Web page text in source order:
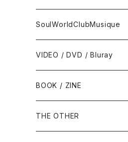
トロンボーン - Trombone
フルート/クラリネット -
ヴァイヴ/オルガン -
ギター・ベース・ドラム - g /
FOLK / SSW
COUNTRY / BLUEGRASS
HILLBILLY / ROCKABILLY /
70s-moderns POPS
にほんのポップス
アイドル
ニューミュージック / にほん
にほんのロック
CLASSIC
サウンド・トラック/映画音
にほんのテレビ主題歌・テーマ
COMEDY / SPOKEN
NOVELTY / SABPM
SoulWorldClubMusique
SOUL / FUNK
BLUES
GOSPEL / CCM
VIDEO / DVD / Bluray
BOOK / ZINE
THE OTHER